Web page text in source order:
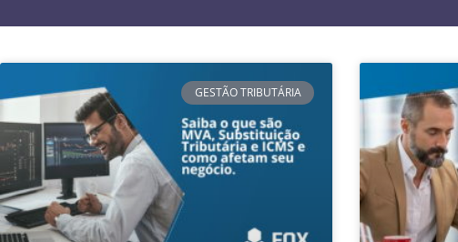
GESTÃO TRIBUTÁRIA